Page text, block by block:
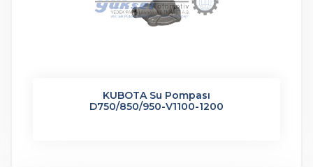
KUBOTA Su Pompası
D750/850/950-V1100-1200